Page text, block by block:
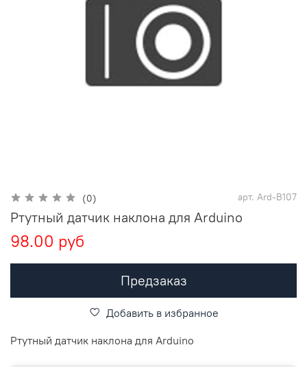
(0) арт. Ard-B107
Ртутный датчик наклона для Arduino
98.00 руб
Предзаказ
Добавить в избранное
Ртутный датчик наклона для Arduino